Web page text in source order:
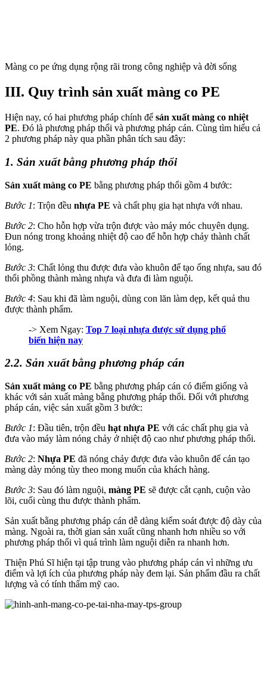
Màng co pe ứng dụng rộng rãi trong công nghiệp và đời sống
III. Quy trình sản xuất màng co PE
Hiện nay, có hai phương pháp chính để sản xuất màng co nhiệt
PE. Đó là phương pháp thổi và phương pháp cán. Cùng tìm hiểu cả
2 phương pháp này qua phần phân tích sau đây:
1. Sản xuất bằng phương pháp thổi
Sản xuất màng co PE bằng phương pháp thổi gồm 4 bước:
Bước 1: Trộn đều nhựa PE và chất phụ gia hạt nhựa với nhau.
Bước 2: Cho hỗn hợp vừa trộn được vào máy móc chuyên dụng.
Đun nóng trong khoảng nhiệt độ cao để hỗn hợp chảy thành chất
lỏng.
Bước 3: Chất lỏng thu được đưa vào khuôn để tạo ống nhựa, sau đó
thổi phồng thành màng nhựa và đưa đi làm nguội.
Bước 4: Sau khi đã làm nguội, dùng con lăn làm dẹp, kết quả thu
được thành phẩm.
-> Xem Ngay: Top 7 loại nhựa được sử dụng phổ
biến hiện nay
2.2. Sản xuất bằng phương pháp cán
Sản xuất màng co PE bằng phương pháp cán có điểm giống và
khác với sản xuất màng bằng phương pháp thổi. Đối với phương
pháp cán, việc sản xuất gồm 3 bước:
Bước 1: Đầu tiên, trộn đều hạt nhựa PE với các chất phụ gia và
đưa vào máy làm nóng chảy ở nhiệt độ cao như phương pháp thổi.
Bước 2: Nhựa PE đã nóng chảy được đưa vào khuôn để cán tạo
màng dày mỏng tùy theo mong muốn của khách hàng.
Bước 3: Sau đó làm nguội, màng PE sẽ được cắt cạnh, cuộn vào
lõi, cuối cùng thu được thành phẩm.
Sản xuất bằng phương pháp cán dễ dàng kiểm soát được độ dày của
màng. Ngoài ra, thời gian sản xuất cũng nhanh hơn nhiều so với
phương pháp thổi vì quá trình làm nguội diễn ra nhanh hơn.
Thiện Phú Sĩ hiện tại tập trung vào phương pháp cán vì những ưu
điểm và lợi ích của phương pháp này đem lại. Sản phẩm đầu ra chất
lượng và có tính thẩm mỹ cao.